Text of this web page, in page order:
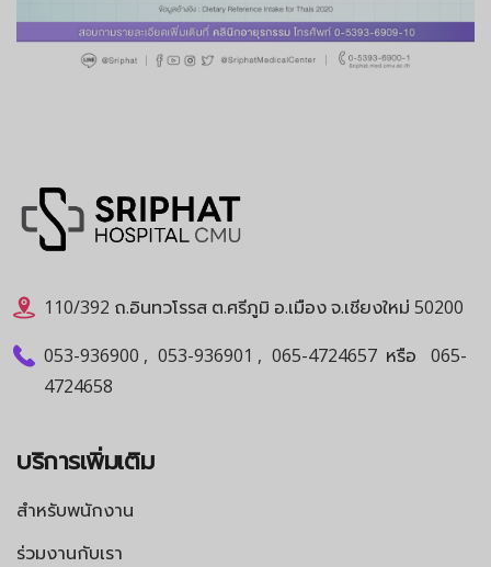
110/392 ถ.อินทวโรรส ต.ศรีภูมิ อ.เมือง จ.เชียงใหม่ 50200
053-936900 , 053-936901 , 065-4724657 หรือ
065-
4724658
บริการเพิ่มเติม
สำหรับพนักงาน
ร่วมงานกับเรา